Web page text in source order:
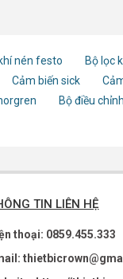
nén festo Bộ lọc
Cảm biến sick
Bộ điều
TIN LIÊN HỆ
thoại: 0859.455.333